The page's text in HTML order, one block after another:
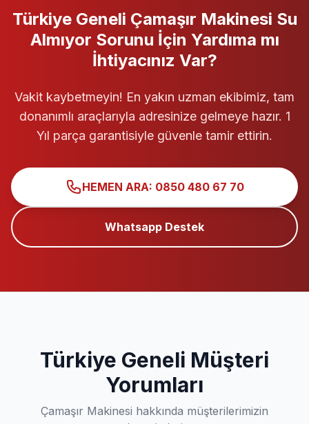
Türkiye Geneli Çamaşır Makinesi Su
Almıyor Sorunu İçin Yardıma mı
İhtiyacınız Var?
Vakit kaybetmeyin! En yakın uzman ekibimiz, tam
donanımlı araçlarıyla adresinize gelmeye hazır. 1
Yıl parça garantisiyle güvenle tamir ettirin.
HEMEN ARA: 0850 480 67 70
Whatsapp Destek
Türkiye Geneli Müşteri
Yorumları
Çamaşır Makinesi hakkında müşterilerimizin